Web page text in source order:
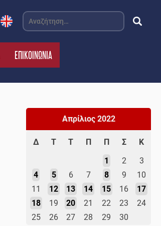
Αναζήτηση
για:
ΕΠΙΚΟΙΝΩΝΙΑ
Απρίλιος 2022
Δ Τ Τ Π Π Σ
Κ
1
2
3
4
5 6 7 8 9
10
11
12 13 14 15 16
17
18
19 20 21 22 23
24
25
26 27 28 29
30